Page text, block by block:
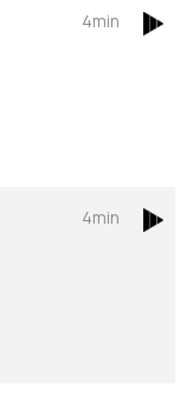
4min
4min